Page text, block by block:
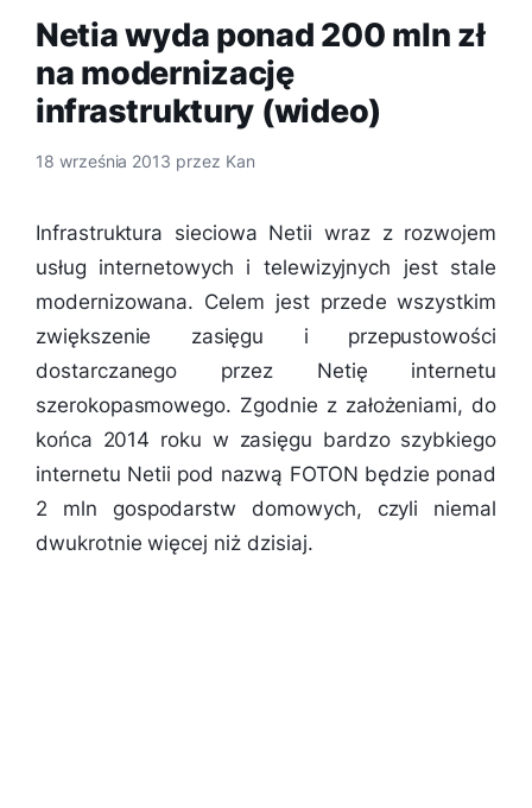
Netia wyda ponad 200 mln zł
na modernizację
infrastruktury (wideo)
18 września 2013 przez Kan
Infrastruktura sieciowa Netii wraz z rozwojem
usług internetowych i telewizyjnych jest stale
modernizowana. Celem jest przede wszystkim
zwiększenie zasięgu i przepustowości
dostarczanego przez Netię internetu
szerokopasmowego. Zgodnie z założeniami, do
końca 2014 roku w zasięgu bardzo szybkiego
internetu Netii pod nazwą FOTON będzie ponad
2 mln gospodarstw domowych, czyli niemal
dwukrotnie więcej niż dzisiaj.